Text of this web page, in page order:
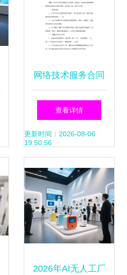
网络技术服务合同
范本
查看详情
更新时间：2026-08-06
19:50:56
2026年AI无人工厂